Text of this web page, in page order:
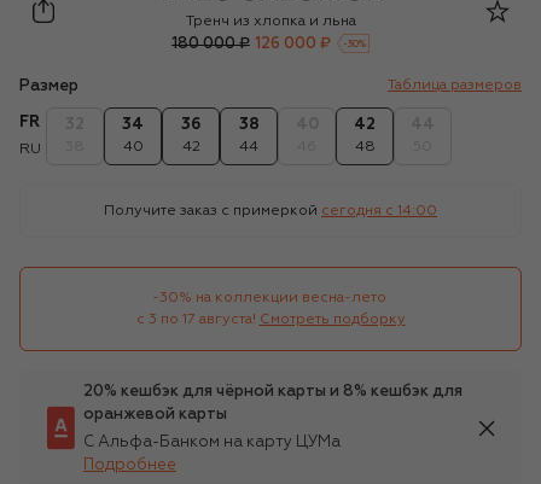
Yves Salomon
Тренч из хлопка и льна
180 000 ₽ 126 000 ₽ -30%
Размер Таблица размеров
FR
RU
34
40
36
42
38
44
42
48
Получите заказ с примеркой сегодня c 14:00
-30% на коллекции весна-лето
с 3 по 17 августа! Смотреть подборку
20% кешбэк для чёрной карты и 8% кешбэк для
оранжевой карты
С Альфа-Банком на карту ЦУМа
Подробнее